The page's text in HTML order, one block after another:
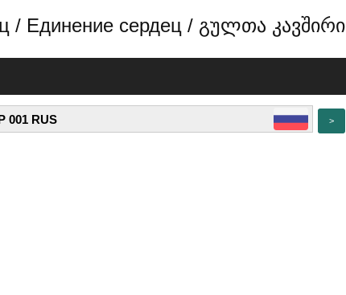
/ Единение сердец / გულთა კავშირი
>